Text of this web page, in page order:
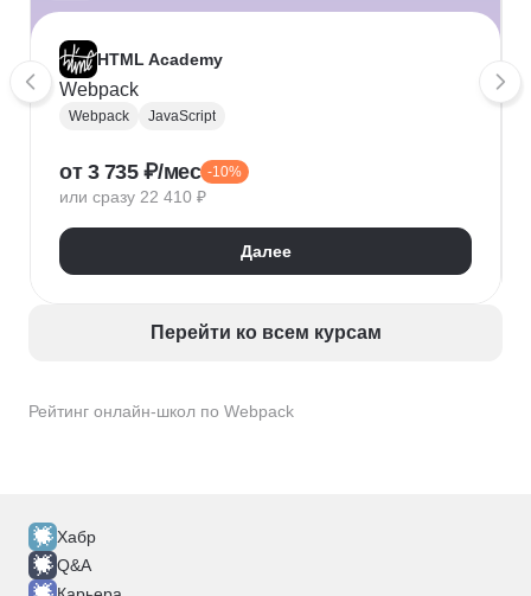
Рейтинг онлайн-школ по Webpack
HTML Academy
Webpack
Webpack JavaScript
от 3 735 ₽/мес -10%
или сразу 22 410 ₽
Далее
Перейти ко всем курсам
Хабр
Q&A